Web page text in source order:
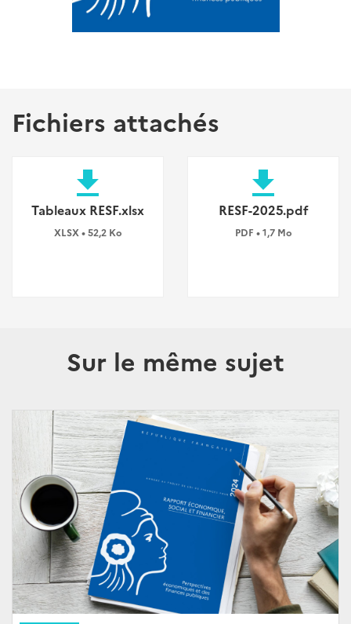
Fichiers attachés
file_download
Tableaux RESF.xlsx
XLSX • 52,2 Ko
file_download
RESF-2025.pdf
PDF • 1,7 Mo
Sur le même sujet